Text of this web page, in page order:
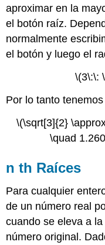
aproximar en la
el botón raíz.
normalmente
el botón y luego el
\(3\:\:
Por lo tanto tenemos
\(\sqrt[3]{2}
\quad
n th Raíces
Para cualquier
de un número real
cuando se eleva a
número original.